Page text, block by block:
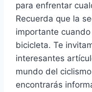
para enfrentar
Recuerda que la
importante
bicicleta. Te
interesantes
mundo del
encontrarás